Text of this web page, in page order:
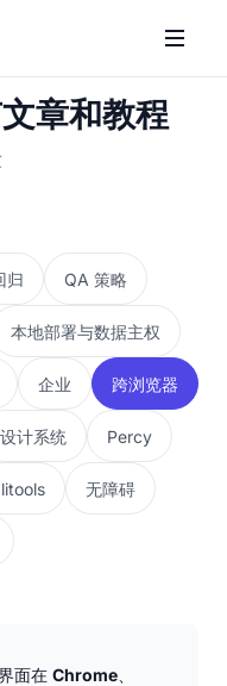
章和教程
归 QA 策略
本地部署与数据主权
企业 跨浏览器
设计系统 Percy
无障碍
面在 Chrome